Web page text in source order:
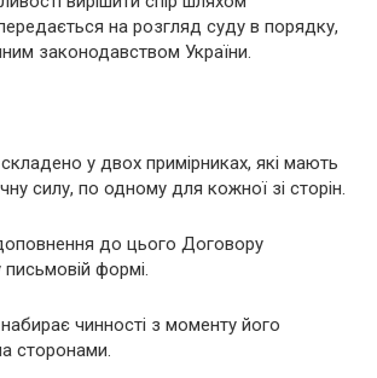
на розгляд суду в порядку,
законодавством України.
у двох примірниках, які мають
силу, по одному для кожної зі сторін.
до цього Договору
формі.
чинності з моменту його
сторонами.